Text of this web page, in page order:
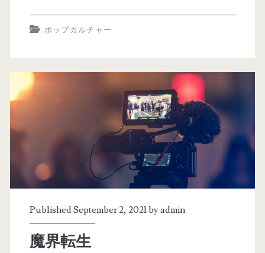
ポップカルチャー
Published September 2, 2021 byadmin
魔界転生